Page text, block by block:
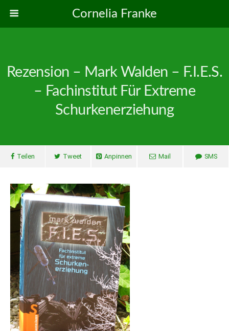
Cornelia Franke
Rezension – Mark Walden – F.I.E.S.
– Fachinstitut Für Extreme
Schurkenerziehung
Teilen Tweet Anpinnen Mail SMS